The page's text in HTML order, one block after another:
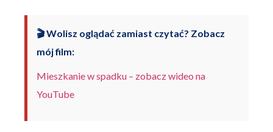
🎬 Wolisz oglądać zamiast czytać? Zobacz
mój film:
Mieszkanie w spadku – zobacz wideo na
YouTube